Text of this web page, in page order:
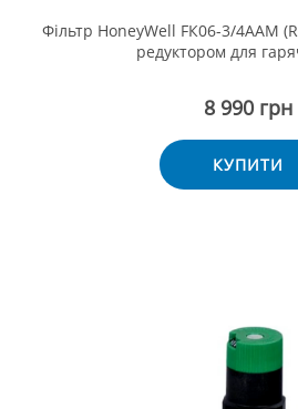
Фільтр HoneyWell FК06-3/4ААМ
редуктором для
8 990 грн
КУПИТИ